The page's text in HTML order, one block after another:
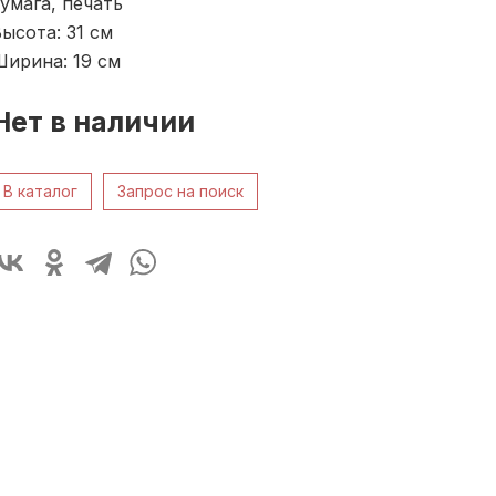
31 см
19 см
в наличии
В каталог Запрос на поиск